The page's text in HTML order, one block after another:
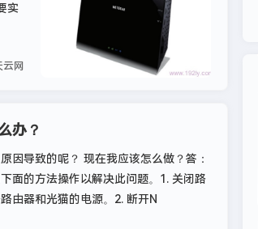
实
云网
办？
因导致的呢？ 现在我应该怎么做？答：
面的方法操作以解决此问题。1. 关闭路
由器和光猫的电源。2. 断开N